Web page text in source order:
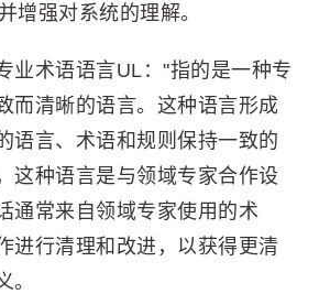
增强对系统的理解。
业术语语言UL："指的是一种专
而清晰的语言。这种语言形成
语言、术语和规则保持一致的
这种语言是与领域专家合作设
通常来自领域专家使用的术
进行清理和改进，以获得更清
。